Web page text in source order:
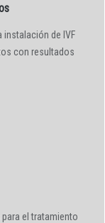
instalación de IVF
con resultados
el tratamiento